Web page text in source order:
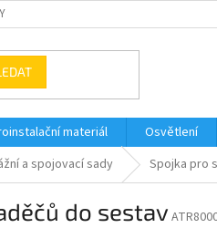
materiál Osvětlení
a spojovací sady Spojka pro
do sestav